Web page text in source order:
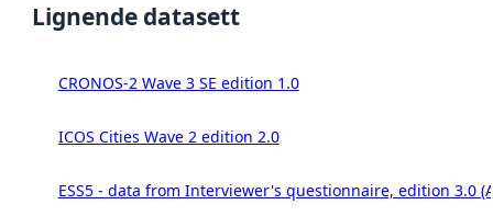
Lignende datasett
CRONOS-2 Wave 3 SE edition 1.0
ICOS Cities Wave 2 edition 2.0
ESS5 - data from Interviewer's questionnaire, edition 3.0